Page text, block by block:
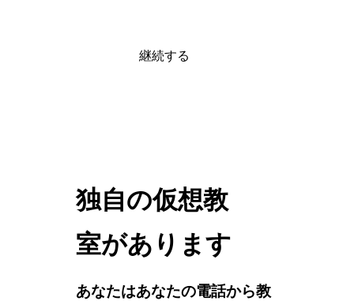
継続する
独自の仮想教
室があります
あなたはあなたの電話から教